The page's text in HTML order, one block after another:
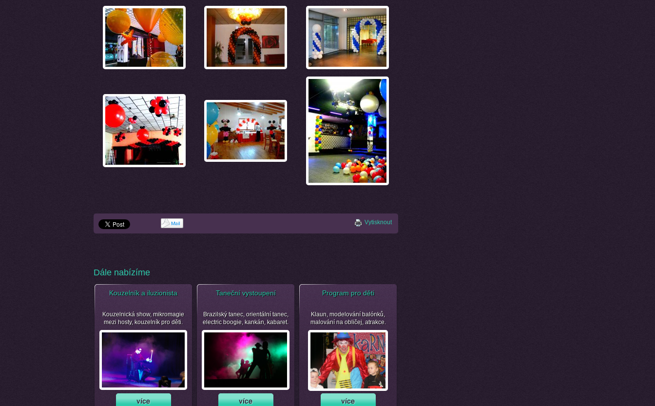
Vytisknout
Dále nabízíme
Kouzelník a iluzionista
Kouzelnická show, mikromagie
mezi hosty, kouzelník pro děti.
Taneční vystoupení
Brazilský tanec, orientální tanec,
electric boogie, kankán, kabaret.
Program pro děti
Klaun, modelování balónků,
malování na obličej, atrakce.